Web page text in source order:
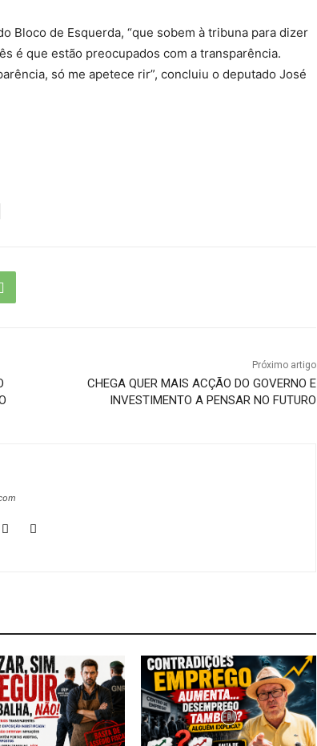
Bloco de Esquerda, “que sobem à tribuna para dizer
é que estão preocupados com a transparência.
só me apetece rir”, concluiu o deputado José
Próximo artigo
CHEGA QUER MAIS ACÇÃO DO GOVERNO E
INVESTIMENTO A PENSAR NO FUTURO